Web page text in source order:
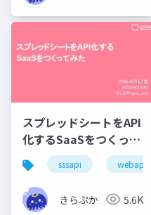
スプレッドシートをAPI
化するSaaSをつくって
みた
sssapi webapilt
きらぷか 5.6K